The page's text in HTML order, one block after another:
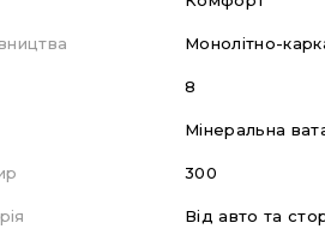
Монолітно-
8
Мінеральна
300
Від авто та